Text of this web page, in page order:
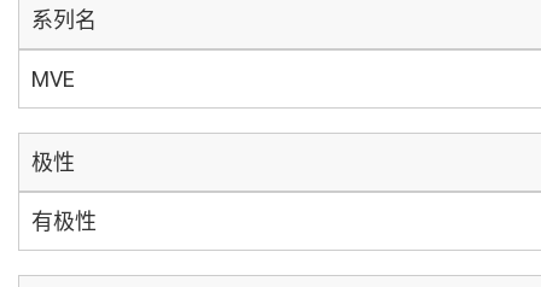
系列名
MVE
极性
有极性